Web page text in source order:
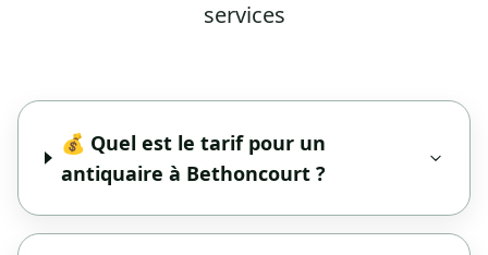
services
💰 Quel est le tarif pour un
antiquaire à Bethoncourt ?